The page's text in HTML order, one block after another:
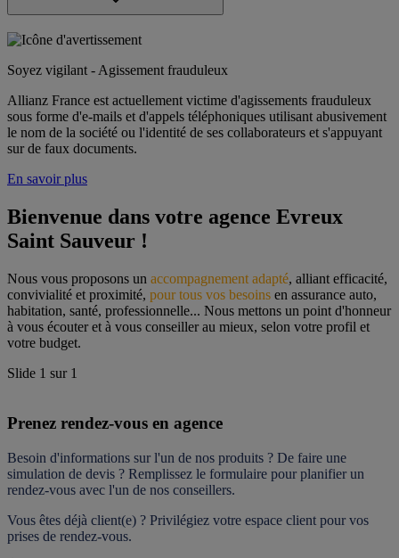
Soyez vigilant - Agissement frauduleux
Allianz France est actuellement victime d'agissements frauduleux
sous forme d'e-mails et d'appels téléphoniques utilisant abusivement
le nom de la société ou l'identité de ses collaborateurs et s'appuyant
sur de faux documents.
En savoir plus
Bienvenue dans votre agence Evreux
Saint Sauveur !
Nous vous proposons un accompagnement adapté, alliant efficacité,
convivialité et proximité, pour tous vos besoins en assurance auto,
habitation, santé, professionnelle... Nous mettons un point d'honneur
à vous écouter et à vous conseiller au mieux, selon votre profil et
votre budget.
Slide 1 sur 1
Prenez rendez-vous en agence
Besoin d'informations sur l'un de nos produits ? De faire une
simulation de devis ? Remplissez le formulaire pour planifier un
rendez-vous avec l'un de nos conseillers.
Vous êtes déjà client(e) ? Privilégiez votre espace client pour vos
prises de rendez-vous.